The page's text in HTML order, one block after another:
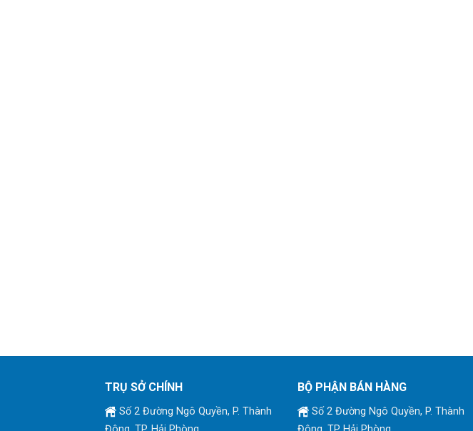
TRỤ SỞ CHÍNH
Số 2 Đường Ngô Quyền, P. Thành
BỘ PHẬN BÁN HÀNG
Số 2 Đường Ngô Quyền, P. Thành